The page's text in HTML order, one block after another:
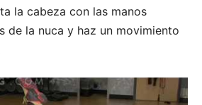
la cabeza con las manos
de la nuca y haz un movimiento